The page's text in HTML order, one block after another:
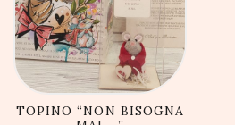
CARRELLO
TOPINO “NON BISOGNA